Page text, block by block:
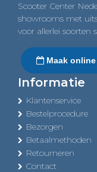
Scooter Center
showrooms met
voor allerlei soorten
Maak
Informatie
Klantenservice
Bestelprocedure
Bezorgen
Betaalmethoden
Retourneren
Contact